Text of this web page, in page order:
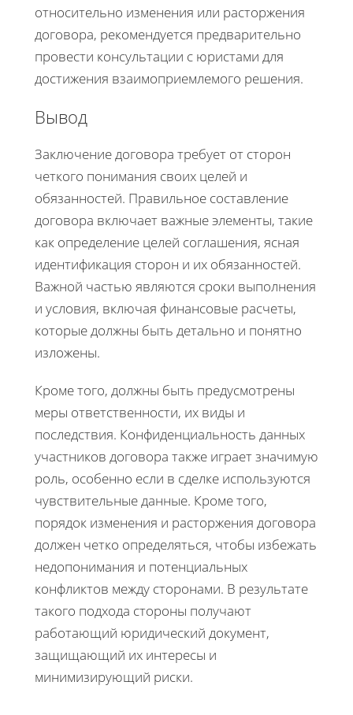
относительно изменения или расторжения
договора, рекомендуется предварительно
провести консультации с юристами для
достижения взаимоприемлемого решения.
Вывод
Заключение договора требует от сторон
четкого понимания своих целей и
обязанностей. Правильное составление
договора включает важные элементы, такие
как определение целей соглашения, ясная
идентификация сторон и их обязанностей.
Важной частью являются сроки выполнения
и условия, включая финансовые расчеты,
которые должны быть детально и понятно
изложены.
Кроме того, должны быть предусмотрены
меры ответственности, их виды и
последствия. Конфиденциальность данных
участников договора также играет значимую
роль, особенно если в сделке используются
чувствительные данные. Кроме того,
порядок изменения и расторжения договора
должен четко определяться, чтобы избежать
недопонимания и потенциальных
конфликтов между сторонами. В результате
такого подхода стороны получают
работающий юридический документ,
защищающий их интересы и
минимизирующий риски.